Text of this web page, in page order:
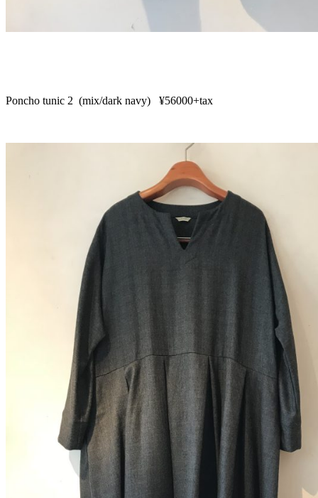
Poncho tunic 2 (mix/dark navy) ¥56000+tax